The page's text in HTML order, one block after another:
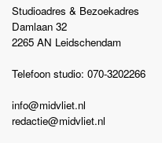
Studioadres & Bezoekadres
Damlaan 32
2265 AN Leidschendam
Telefoon studio: 070-3202266
info@midvliet.nl
redactie@midvliet.nl